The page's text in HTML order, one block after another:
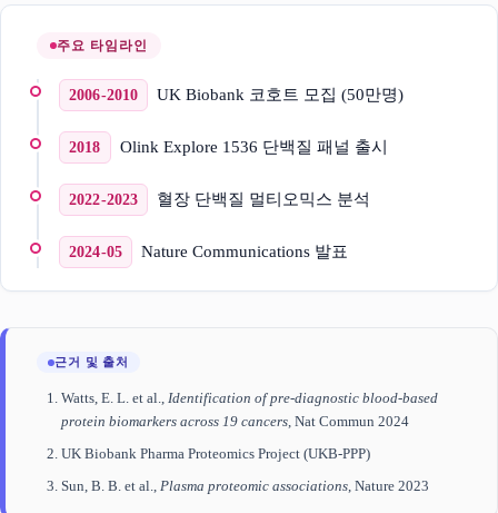
주요 타임라인
2006-2010 UK Biobank 코호트 모집 (50만명)
2018 Olink Explore 1536 단백질 패널 출시
2022-2023 혈장 단백질 멀티오믹스 분석
2024-05 Nature Communications 발표
근거 및 출처
Watts, E. L. et al., Identification of pre-diagnostic blood-based
protein biomarkers across 19 cancers, Nat Commun 2024
UK Biobank Pharma Proteomics Project (UKB-PPP)
Sun, B. B. et al., Plasma proteomic associations, Nature 2023